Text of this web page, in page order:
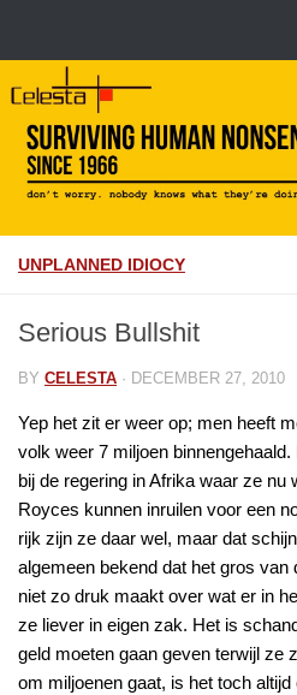
UNPLANNED IDIOCY
Serious Bullshit
BY CELESTA · DECEMBER 27, 2010
Yep het zit er weer op; men heeft
volk weer 7 miljoen
bij de regering in Afrika waar ze nu
Royces kunnen inruilen voor een
rijk zijn ze daar wel, maar dat
algemeen bekend dat het gros
niet zo druk maakt over wat er in
ze liever in eigen zak. Het is
geld moeten gaan geven terwijl ze
om miljoenen gaat, is het toch